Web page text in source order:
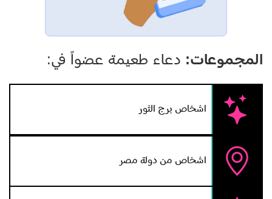
المجموعات: دعاء طعيمة عضواً في:
اشخاص برج الثور
اشخاص من دولة مصر